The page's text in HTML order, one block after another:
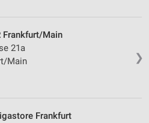
❯
Frankfurt/Main
21a
Main
Frankfurt